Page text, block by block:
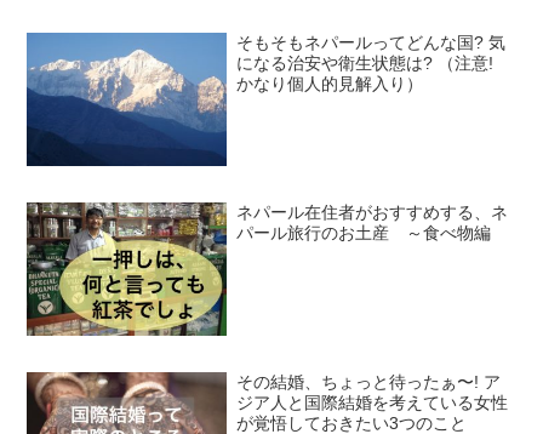
そもそもネパールってどんな国? 気
になる治安や衛生状態は? （注意!
かなり個人的見解入り）
ネパール在住者がおすすめする、ネ
パール旅行のお土産 ～食べ物編
その結婚、ちょっと待ったぁ〜! ア
ジア人と国際結婚を考えている女性
が覚悟しておきたい3つのこと